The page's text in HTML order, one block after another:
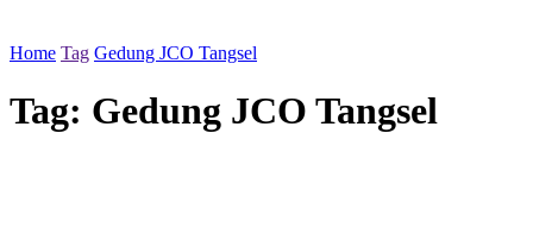
Home Tag Gedung JCO Tangsel
Tag: Gedung JCO Tangsel